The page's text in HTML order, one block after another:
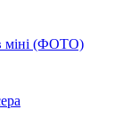
міні (ФОТО)